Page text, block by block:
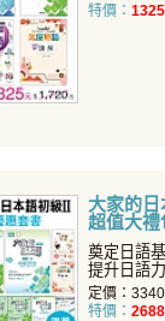
特價： 1325
大家的日本
超值大
奠定日語
提升日語
定價：
特價： 2688